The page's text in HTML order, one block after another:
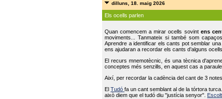
dilluns, 18. maig 2026
Els ocells parlen
Quan comencem a mirar ocells sovint ens
moviments... Tanmateix si també som
Aprendre a identificar els cants pot semblar
ens ajudaran a recordar els cants d’alguns
El recurs mnemotècnic, és una tècnica
conceptes més senzills, en aquest cas a
Així, per recordar la cadència del cant de 3
ElTudófa un cant semblant al de la tórtora
això diem que el tudó diu "justícia senyor".